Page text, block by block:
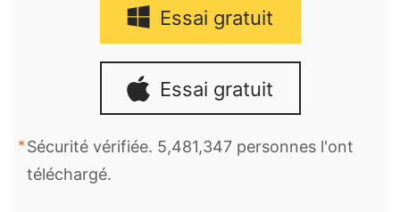
Essai gratuit
Essai gratuit
Sécurité vérifiée. 5,481,347 personnes l'ont
téléchargé.